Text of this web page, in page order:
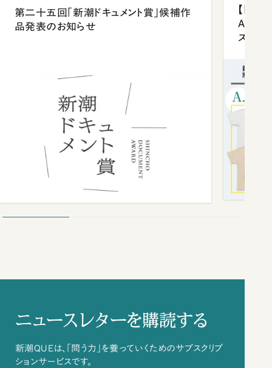
第二十五回「新潮ドキュメント賞」候補作
品発表のお知らせ
【「新
ズプレ
ニュースレターを購読する
新潮QUEは、「問う力」を養っていくためのサブスクリプ
ションサービスです。